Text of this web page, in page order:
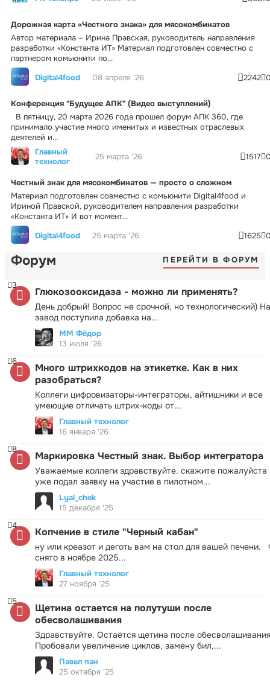
Дорожная карта «Честного знака» для мясокомбинатов
Автор материала – Ирина Правская, руководитель направления
разработки «Константа ИТ» Материал подготовлен совместно с
партнером комьюнити по...
Digital4food
08 апреля '26 2242
Конференция "Будущее АПК" (Видео выступлений)
В пятницу, 20 марта 2026 года прошел форум АПК 360, где
принимало участие много именитых и известных отраслевых
деятелей и...
Главный
технолог
25 марта '26 1517
Честный знак для мясокомбинатов — просто о сложном
Материал подготовлен совместно с комьюнити Digital4food и
Ириной Правской, руководителем направления разработки
«Константа ИТ» И вот момент...
Digital4food
25 марта '26 1625
Форум ПЕРЕЙТИ В ФОРУМ
Глюкозооксидаза - можно ли применять?
День добрый! Вопрос не срочной, но технологический) На
завод поступила добавка на...
3
ММ Фёдор
13 июля '26
Много штрихкодов на этикетке. Как в них
разобраться?
Коллеги цифровизаторы-интеграторы, айтишники и все
умеющие отличать штрих-коды от...
6
Главный технолог
16 января '26
Маркировка Честный знак. Выбор интегратора
Уважаемые коллеги здравствуйте. скажите пожалуйста
уже подал заявку на участие в пилотном...
8
Lyal_chek
15 декабря '25
Копчение в стиле "Черный кабан"
ну или креазот и деготь вам на стол для вашей печени.
снято в ноябре 2025...
4
Главный технолог
27 ноября '25
Щетина остается на полутуши после
обесволашивания
Здравствуйте. Остаётся щетина после
Пробовали увеличение циклов, замену бил,...
5
Павел пан
25 октября '25